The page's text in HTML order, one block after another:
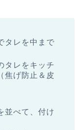
タレを中まで
タレをキッチ
焦げ防止＆皮
並べて、付け